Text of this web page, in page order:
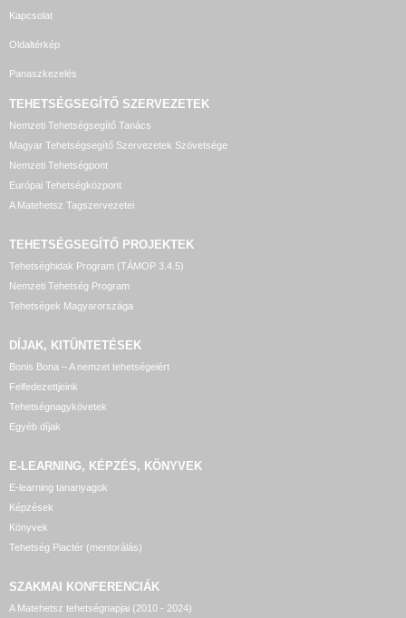
Kapcsolat
Oldaltérkép
Panaszkezelés
TEHETSÉGSEGÍTŐ SZERVEZETEK
Nemzeti Tehetségsegítő Tanács
Magyar Tehetségsegítő Szervezetek Szövetsége
Nemzeti Tehetségpont
Európai Tehetségközpont
A Matehetsz Tagszervezetei
TEHETSÉGSEGÍTŐ PROJEKTEK
Tehetséghidak Program (TÁMOP 3.4.5)
Nemzeti Tehetség Program
Tehetségek Magyarországa
DÍJAK, KITÜNTETÉSEK
Bonis Bona – A nemzet tehetségeiért
Felfedezettjeink
Tehetségnagykövetek
Egyéb díjak
E-LEARNING, KÉPZÉS, KÖNYVEK
E-learning tananyagok
Képzések
Könyvek
Tehetség Piactér (mentorálás)
SZAKMAI KONFERENCIÁK
A Matehetsz tehetségnapjai (2010 - 2024)